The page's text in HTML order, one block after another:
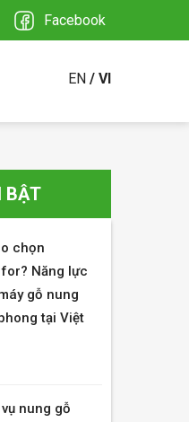
Facebook
EN VI
BẬT
chọn
Năng lực
gỗ nung
tại Việt
nung gỗ